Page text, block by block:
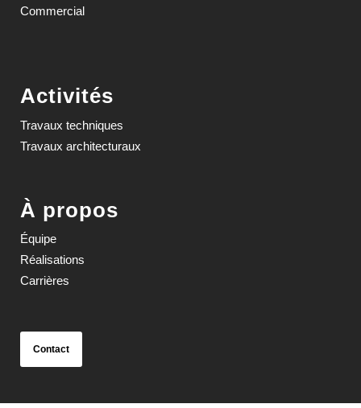
Commercial
Activités
Travaux techniques
Travaux architecturaux
À propos
Équipe
Réalisations
Carrières
Contact